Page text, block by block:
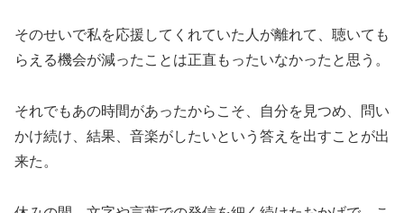
そのせいで私を応援してくれていた人が離れて、聴いても
らえる機会が減ったことは正直もったいなかったと思う。
それでもあの時間があったからこそ、自分を見つめ、問い
かけ続け、結果、音楽がしたいという答えを出すことが出
来た。